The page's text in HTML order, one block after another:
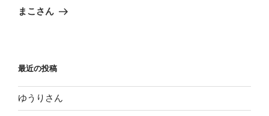
ゲ
ン
稿
の
まこさん
最近の投稿
ゆうりさん